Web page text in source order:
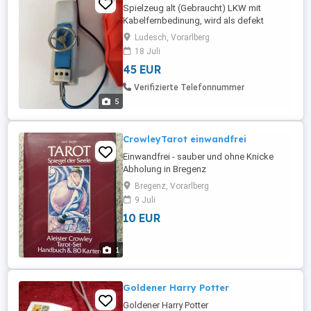
5
Spielzeug alt (Gebraucht) LKW mit
Kabelfernbedinung, wird als defekt
verkauft Lenkung funktioniert siehe Foto,
kann auch besichtigt werden. Nur
Selbstabholung Der Verkauf des Artikels
erfolgt von Privat. Aus diesem Grund
werden Garantie, Gewährleistung und eine
Ludesch, Vorarlberg
18 Juli
45 EUR
Verifizierte Telefonnummer
1
CrowleyTarot einwandfrei
Einwandfrei - sauber und ohne Knicke
Abholung in Bregenz
Bregenz, Vorarlberg
9 Juli
10 EUR
Goldener Harry Potter
Goldener Harry Potter